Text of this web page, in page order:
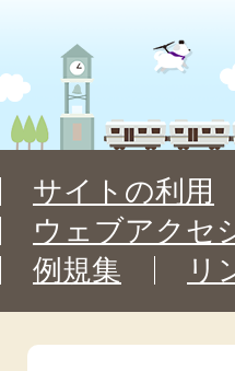
サイトの利用
ウェブアクセ
例規集
リ